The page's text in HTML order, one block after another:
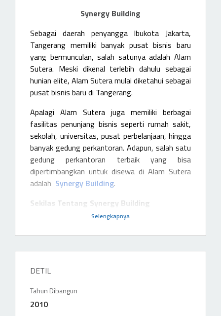
Synergy Building
Sebagai daerah penyangga Ibukota Jakarta,
Tangerang memiliki banyak pusat bisnis baru
yang bermunculan, salah satunya adalah Alam
Sutera. Meski dikenal terlebih dahulu sebagai
hunian elite, Alam Sutera mulai diketahui sebagai
pusat bisnis baru di Tangerang.
Apalagi Alam Sutera juga memiliki berbagai
fasilitas penunjang bisnis seperti rumah sakit,
sekolah, universitas, pusat perbelanjaan, hingga
banyak gedung perkantoran. Adapun, salah satu
gedung perkantoran terbaik yang bisa
dipertimbangkan untuk disewa di Alam Sutera
adalah Synergy Building.
Sekilas Tentang Synergy Building
Selengkapnya
DETIL
Tahun Dibangun
2010